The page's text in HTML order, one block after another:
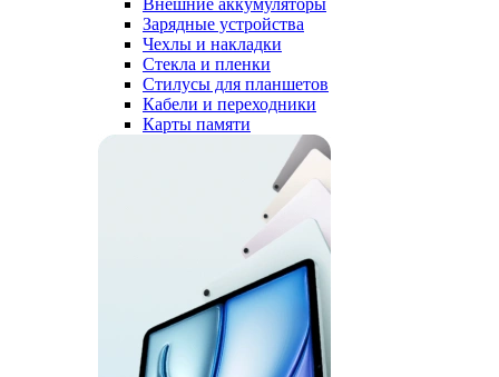
Внешние аккумуляторы
Зарядные устройства
Чехлы и накладки
Стекла и пленки
Стилусы для планшетов
Кабели и переходники
Карты памяти